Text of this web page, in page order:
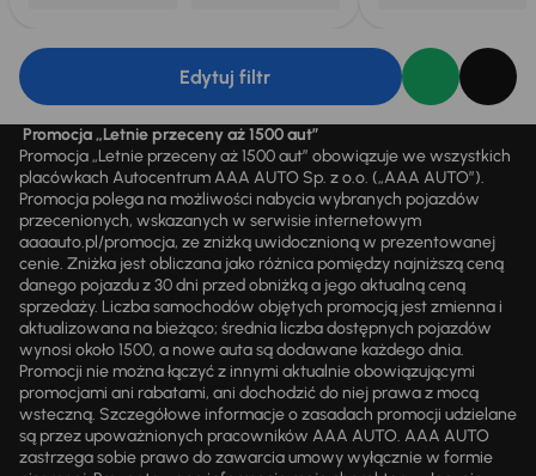
Edytuj filtr
Promocja „Letnie przeceny aż 1500 aut”
Promocja „Letnie przeceny aż 1500 aut” obowiązuje we wszystkich
placówkach Autocentrum AAA AUTO Sp. z o.o. („AAA AUTO”).
Promocja polega na możliwości nabycia wybranych pojazdów
przecenionych, wskazanych w serwisie internetowym
aaaauto.pl/promocja, ze zniżką uwidocznioną w prezentowanej
cenie. Zniżka jest obliczana jako różnica pomiędzy najniższą ceną
danego pojazdu z 30 dni przed obniżką a jego aktualną ceną
sprzedaży. Liczba samochodów objętych promocją jest zmienna i
aktualizowana na bieżąco; średnia liczba dostępnych pojazdów
wynosi około 1500, a nowe auta są dodawane każdego dnia.
Promocji nie można łączyć z innymi aktualnie obowiązującymi
promocjami ani rabatami, ani dochodzić do niej prawa z mocą
wsteczną. Szczegółowe informacje o zasadach promocji udzielane
są przez upoważnionych pracowników AAA AUTO. AAA AUTO
zastrzega sobie prawo do zawarcia umowy wyłącznie w formie